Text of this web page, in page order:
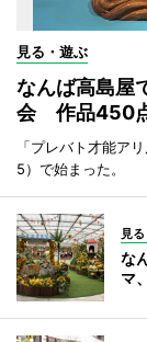
見る・遊ぶ
なんば高島屋
会 作品450
「プレバト才能ア
5）で始まった。
見
な
マ